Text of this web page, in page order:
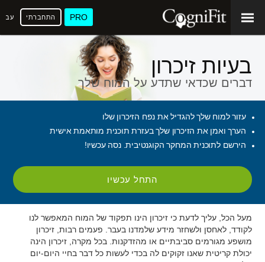
PRO התחברתי
בעיות זיכרון
דברים שכדאי שתדע על המוח שלך
עזור למוח שלך להגדיל את נפח הזיכרון שלו
הערך ואמן את הזיכרון שלך בעזרת תוכנית מותאמת אישית
הירשם לתוכנית המחקר הקוגנטיבית. נסה עכשיו!
התחל עכשיו
מעל הכל, עליך לדעת כי זיכרון הינו תפקוד של המוח המאפשר לנו
לקודד, לאחסן ולשחזר מידע שלמדנו בעבר. פעמים רבות, זיכרון
מושפע מגורמים סביבתיים או מהזדקנות. בכל מקרה, זיכרון הינה
יכולת קריטית שאנו זקוקים לה בכדי לעשות כל דבר בחיי היום-יום